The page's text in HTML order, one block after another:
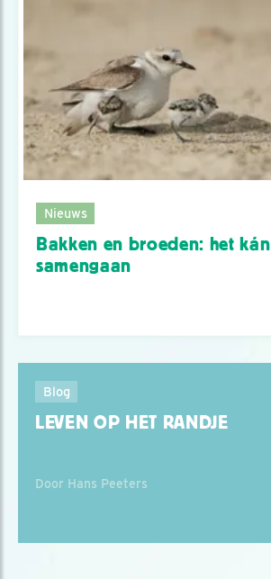
Nieuws
Bakken en broeden: het kán
samengaan
Blog
LEVEN OP HET RANDJE
Door Hans Peeters